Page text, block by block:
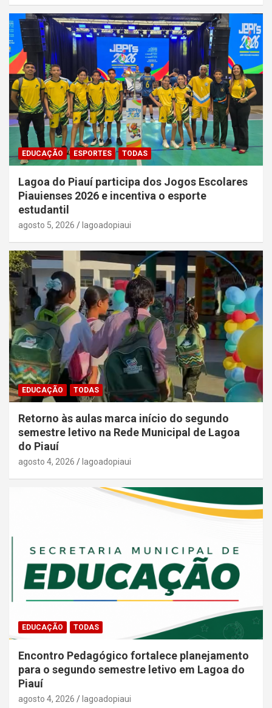
EDUCAÇÃO ESPORTES TODAS
Lagoa do Piauí participa dos Jogos Escolares
Piauienses 2026 e incentiva o esporte
estudantil
agosto 5, 2026 lagoadopiaui
EDUCAÇÃO TODAS
Retorno às aulas marca início do segundo
semestre letivo na Rede Municipal de Lagoa
do Piauí
agosto 4, 2026 lagoadopiaui
EDUCAÇÃO TODAS
Encontro Pedagógico fortalece planejamento
para o segundo semestre letivo em Lagoa do
Piauí
agosto 4, 2026 lagoadopiaui